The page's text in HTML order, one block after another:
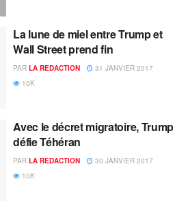
La lune de miel entre Trump et
Wall Street prend fin
PAR LA REDACTION
31 JANVIER 2017
10K
Avec le décret migratoire, Trump
défie Téhéran
PAR LA REDACTION
30 JANVIER 2017
10K